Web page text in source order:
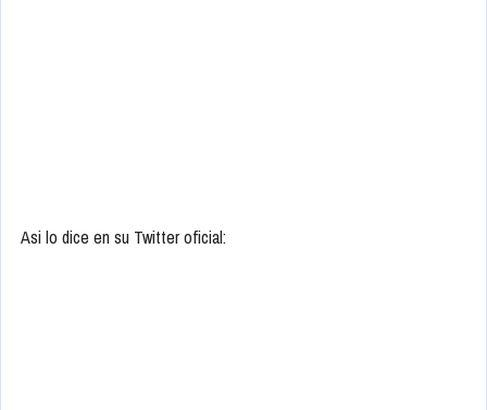
Asi lo dice en su Twitter oficial: